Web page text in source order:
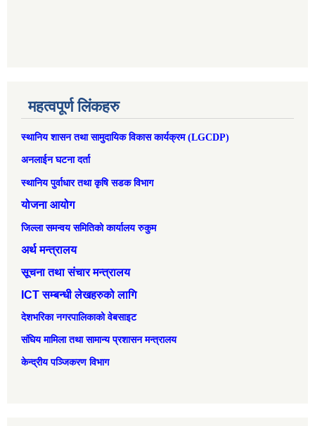
महत्वपूर्ण लिंकहरु
स्थानिय शासन तथा सामुदायिक विकास कार्यक्रम (LGCDP)
अनलाईन घटना दर्ता
स्थानिय पुर्वाधार तथा कृषि सडक विभाग
योजना आयोग
जिल्ला समन्वय समितिको कार्यालय रुकुम
अर्थ मन्त्रालय
सूचना तथा संचार मन्त्रालय
ICT सम्बन्धी लेखहरुको लागि
देशभरिका नगरपालिकाको वेबसाइट
संघिय मामिला तथा सामान्‍य प्रशासन मन्त्रालय
केन्द्रीय पञ्जिकरण विभाग